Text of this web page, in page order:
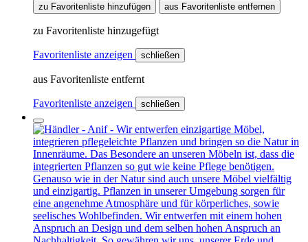
zu Favoritenliste hinzufügen aus Favoritenliste entfernen
zu Favoritenliste hinzugefügt
Favoritenliste anzeigen schließen
aus Favoritenliste entfernt
Favoritenliste anzeigen schließen